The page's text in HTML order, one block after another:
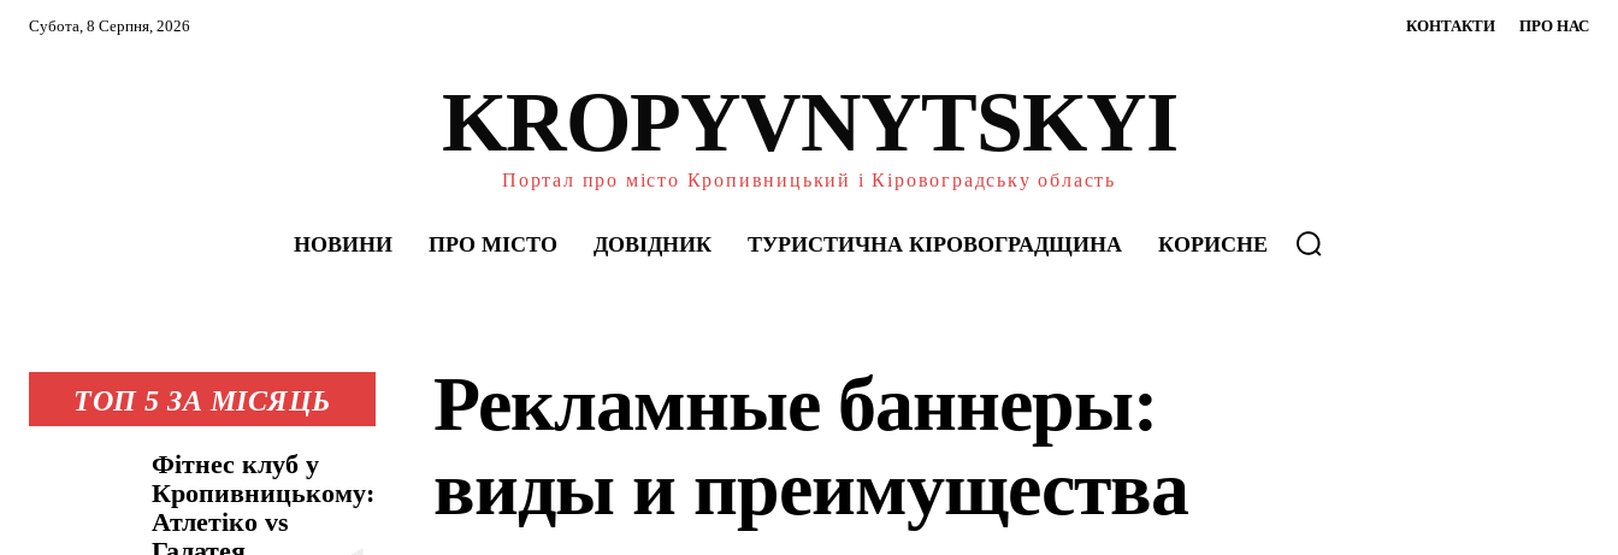
Субота, 8 Серпня, 2026 КОНТАКТИ ПРО НАС
KROPYVNYTSKYI
Портал про місто Кропивницький і Кіровоградську область
НОВИНИ ПРО МІСТО ДОВІДНИК ТУРИСТИЧНА КІРОВОГРАДЩИНА КОРИСНЕ
ТОП 5 ЗА МІСЯЦЬ
Фітнес клуб у
Кропивницькому:
Атлетіко vs
Рекламные баннеры:
виды и преимущества